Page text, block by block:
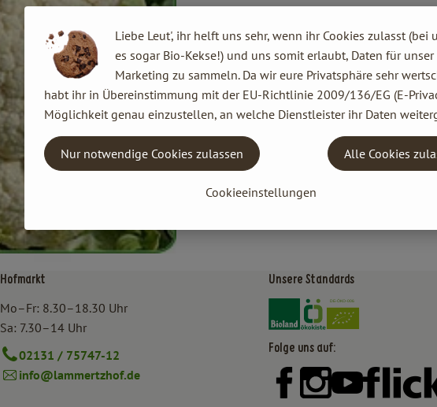
Hofmarkt
Mo–Fr: 8.30–18.30 Uhr
Sa: 7.30–14 Uhr
02131 / 75747-12
info@lammertzhof.de
Unsere Standards
Externer Link zu https://
Externer Link zu
Folge uns auf:
Externer Link zu
Externer Link zu
Externer Link
Liebe Leut', ihr helft uns sehr, wenn ihr Cookies zulasst (bei
es sogar Bio-Kekse!) und uns somit erlaubt, Daten für unser
Marketing zu sammeln. Da wir eure Privatsphäre sehr
habt ihr in Übereinstimmung mit der EU-Richtlinie 2009/136/EG (E-
Möglichkeit genau einzustellen, an welche Dienstleister ihr Daten
Cookieeinstellungen
Nur notwendige Cookies zulassen Alle Cookies